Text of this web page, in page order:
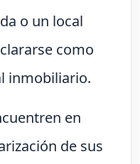
o un local
como
inmobiliario.
en
de sus